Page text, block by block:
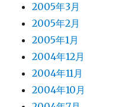
2005年3月
2005年2月
2005年1月
2004年12月
2004年11月
2004年10月